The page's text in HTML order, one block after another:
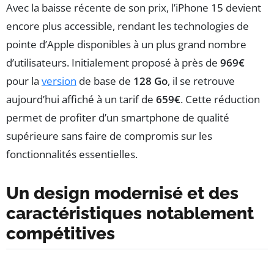
Avec la baisse récente de son prix, l’iPhone 15 devient
encore plus accessible, rendant les technologies de
pointe d’Apple disponibles à un plus grand nombre
d’utilisateurs. Initialement proposé à près de 969€
pour la version de base de 128 Go, il se retrouve
aujourd’hui affiché à un tarif de 659€. Cette réduction
permet de profiter d’un smartphone de qualité
supérieure sans faire de compromis sur les
fonctionnalités essentielles.
Un design modernisé et des
caractéristiques notablement
compétitives